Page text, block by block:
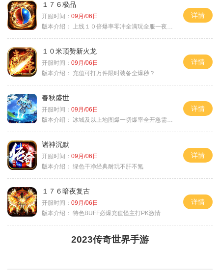
１７６极品
开服时间： 09月/06日
版本介绍：
上线１０倍爆率零冲全满玩全服一夜终极
详情
１０米顶赞新火龙
开服时间： 09月/06日
版本介绍：
充值可打万件限时装备全爆秒？
详情
春秋盛世
开服时间： 09月/06日
版本介绍：
冰城及以上地图爆一切爆率全开急需材料
详情
诸神沉默
开服时间： 09月/06日
版本介绍： 绿色干净经典耐玩不肝不氪
详情
１７６暗夜复古
开服时间： 09月/06日
版本介绍： 特色BUFF必爆充值怪主打PK激情
详情
2023传奇世界手游